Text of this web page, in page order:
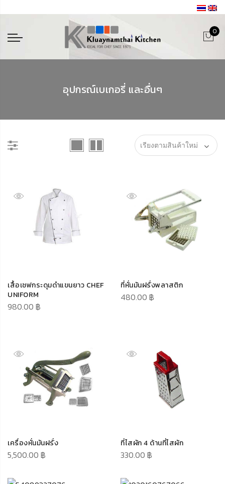
0
อุปกรณ์เบเกอรี่ และอื่นๆ
เสื้อเชฟกระดุมดำแขนยาว CHEF
UNIFORM
980.00 ฿
ที่หั่นมันฝรั่งพลาสติก
480.00 ฿
เครื่องหั่นมันฝรั่ง
5,500.00 ฿
ที่ไสผัก 4 ด้านที่ไสผัก
330.00 ฿